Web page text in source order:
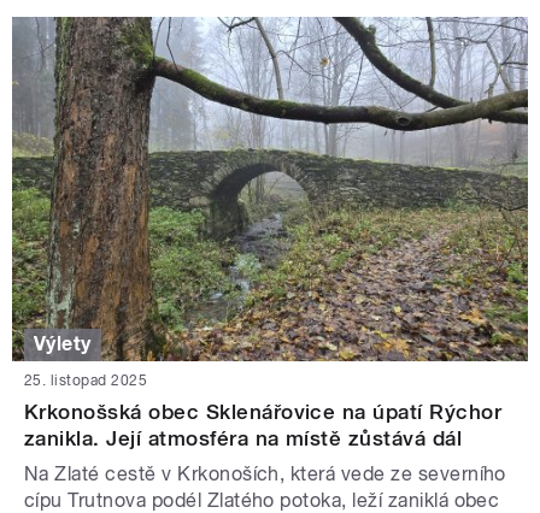
Výlety
25. listopad 2025
Krkonošská obec Sklenářovice na úpatí Rýchor
zanikla. Její atmosféra na místě zůstává dál
Na Zlaté cestě v Krkonoších, která vede ze severního
cípu Trutnova podél Zlatého potoka, leží zaniklá obec